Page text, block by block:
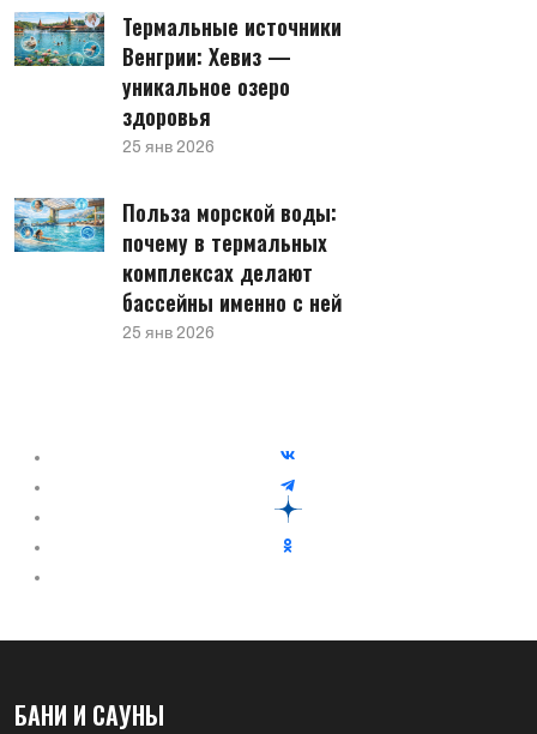
Термальные источники
Венгрии: Хевиз —
уникальное озеро
здоровья
25 янв 2026
Польза морской воды:
почему в термальных
комплексах делают
бассейны именно с ней
25 янв 2026
БАНИ И САУНЫ